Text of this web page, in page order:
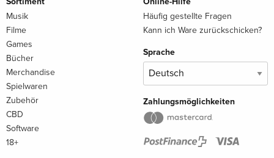
Musik
Filme
Games
Bücher
Merchandise
Spielwaren
Zubehör
CBD
Software
18+
Häufig gestellte Fragen
Kann ich Ware zurückschicken?
Sprache
Zahlungsmöglichkeiten